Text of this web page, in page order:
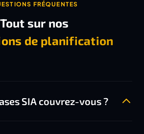
FRÉQUENTES
Tout sur nos
de planification
SIA couvrez-vous ?